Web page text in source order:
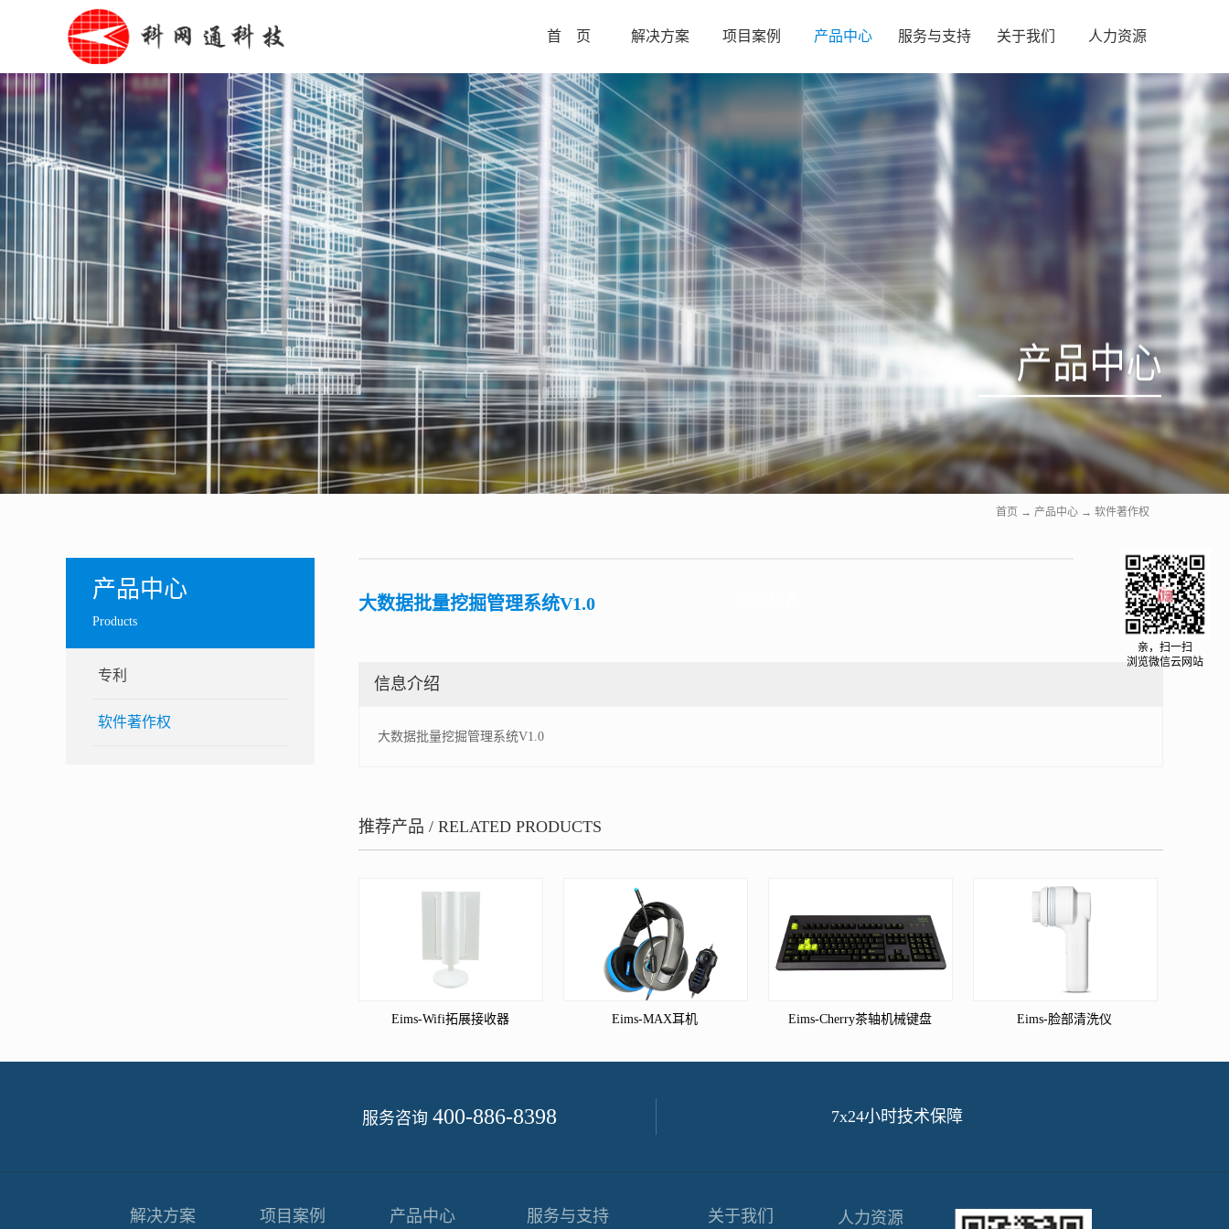
首 页 解决方案 项目案例 产品中心 服务与支持 关于我们 人力资源
首页 → 产品中心 → 软件著作权
产品中心
Products
专利
软件著作权
大数据批量挖掘管理系统V1.0
信息介绍
大数据批量挖掘管理系统V1.0
推荐产品 / RELATED PRODUCTS
Eims-Wifi拓展接收器 Eims-MAX耳机 Eims-Cherry茶轴机械键盘 Eims-脸部清洗仪
服务咨询 400-886-8398 7x24小时技术保障
解决方案 项目案例 产品中心 服务与支持 关于我们 人力资源
亲，扫一扫
浏览微信云网站